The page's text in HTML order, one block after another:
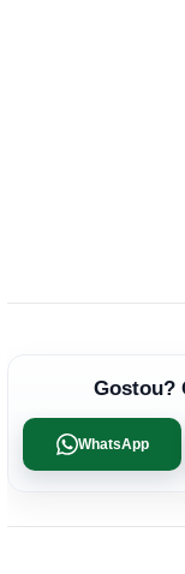
Gostou?
WhatsApp